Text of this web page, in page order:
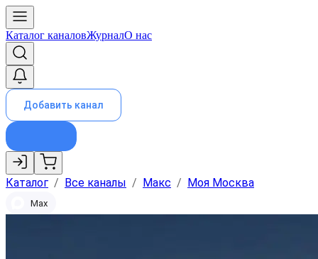
Каталог каналовЖурналО нас
Добавить канал
Каталог / Все каналы / Макс / Моя Москва
Max